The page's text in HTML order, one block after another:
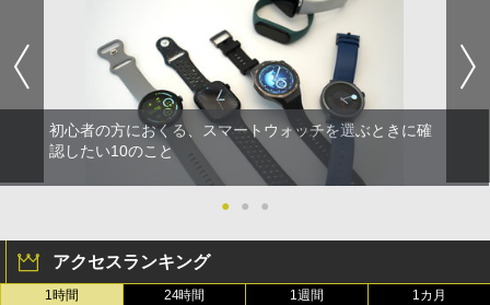
初心者の方におくる、スマートウォッチを選ぶときに確
認したい10のこと
● ● ●
アクセスランキング
1時間 24時間 1週間 1カ月